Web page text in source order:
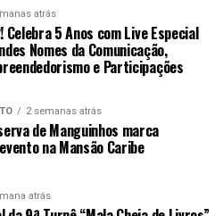
atrás
Celebra 5 Anos com Live Especial
Nomes da Comunicação,
e Participações
2 semanas atrás
de Manguinhos marca
na Mansão Caribe
atrás